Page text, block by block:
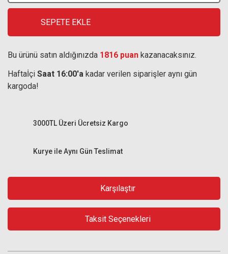
SEPETE EKLE
Bu ürünü satın aldığınızda 1816 puan kazanacaksınız.
Haftaİçi Saat 16:00'a kadar verilen siparişler aynı gün
kargoda!
Kurye ile Aynı Gün Teslimat
3000TL Üzeri Ücretsiz Kargo
Karşılaştır
Taksit Seçenekleri